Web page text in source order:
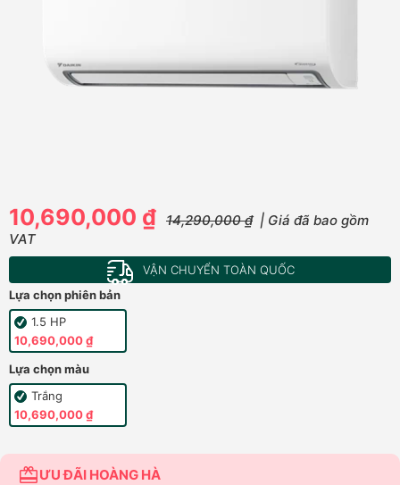
10,690,000 ₫ 14,290,000 ₫ | Giá đã bao gồm
VAT
VẬN CHUYỂN TOÀN QUỐC
Lựa chọn phiên bản
1.5 HP
10,690,000 ₫
Lựa chọn màu
Trắng
10,690,000 ₫
ƯU ĐÃI HOÀNG HÀ